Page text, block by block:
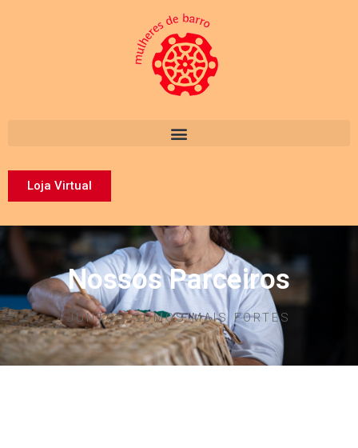
Loja Virtual
Nossos Parceiros
JUNTOS SOMOS MAIS FORTES